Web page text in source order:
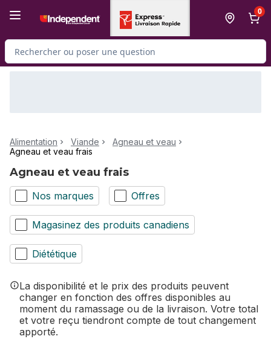
0
Rechercher des produits
Alimentation Viande
Agneau et veau
Agneau et veau frais
Agneau et veau frais
Nos marques Offres
Magasinez des produits canadiens
Diététique
La disponibilité et le prix des produits peuvent
changer en fonction des offres disponibles au
moment du ramassage ou de la livraison. Votre total
et votre reçu tiendront compte de tout changement
apporté.